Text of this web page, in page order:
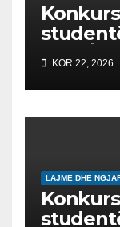
2026/
на
2026/
KOR 22, 2026
LAJME DHE